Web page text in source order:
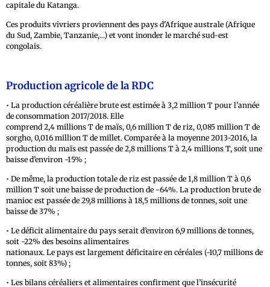
capitale du Katanga.
Ces produits vivriers proviennent des pays d'Afrique australe (Afrique
du Sud, Zambie, Tanzanie,...) et vont inonder le marché sud-est
congolais.
Production agricole de la RDC
• La production céréalière brute est estimée à 3,2 million T pour l’année
de consommation 2017/2018. Elle
comprend 2,4 millions T de maïs, 0,6 million T de riz, 0,085 million T de
sorgho, 0,016 million T de millet. Comparée à la moyenne 2013-2016, la
production du maïs est passée de 2,8 millions T à 2,4 millions T, soit une
baisse d’environ -15% ;
• De même, la production totale de riz est passée de 1,8 million T à 0,6
million T soit une baisse de production de -64%. La production brute de
manioc est passée de 29,8 millions à 18,5 millions de tonnes, soit une
baisse de 37% ;
• Le déficit alimentaire du pays serait d’environ 6,9 millions de tonnes,
soit -22% des besoins alimentaires
nationaux. Le pays est largement déficitaire en céréales (-10,7 millions de
tonnes, soit 83%) ;
• Les bilans céréaliers et alimentaires confirment que l’insécurité